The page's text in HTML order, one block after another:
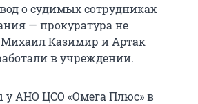
о судимых сотрудниках
— прокуратура не
Михаил Казимир и Артак
в учреждении.
у АНО ЦСО «Омега Плюс» в